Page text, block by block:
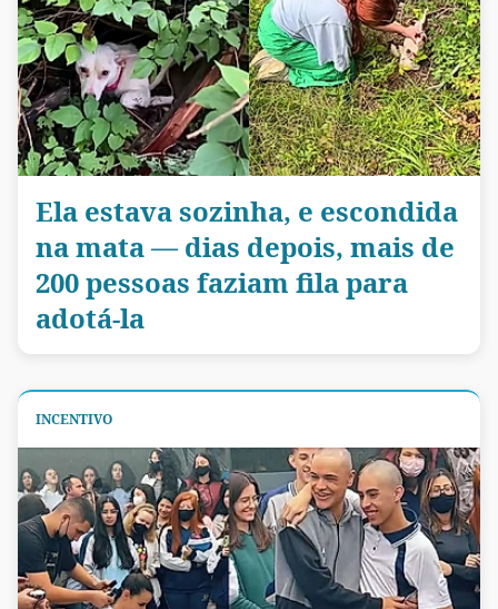
Ela estava sozinha, e escondida
na mata — dias depois, mais de
200 pessoas faziam fila para
adotá-la
INCENTIVO